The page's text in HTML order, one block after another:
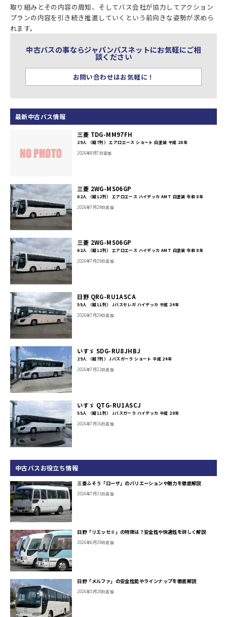
取り組みとその内容の周知、そしてバス会社が協力してアクション
プランの内容を引き続き推進していくという前向きな姿勢が求めら
れます。
中古バスの事ならジャパンバスネットにお気軽にご相
談ください
お問い合わせはお気軽に！
最新中古バス情報
三菱 TDG-MM97FH
29人 （縦7列） エアロエース ショート 白塗装 平成 28年
2026年8月7日追加
三菱 2WG-MS06GP
62人 （縦12列） エアロエース ハイデッカ AMT 白塗装 令和 8年
2026年7月29日追加
三菱 2WG-MS06GP
62人 （縦12列） エアロエース ハイデッカ AMT 白塗装 令和 8年
2026年7月29日追加
日野 QRG-RU1ASCA
55人 （縦11列） Jバスセレガ ハイデッカ 平成 24年
2026年7月29日追加
いすゞ SDG-RU8JHBJ
29人 （縦7列） Jバスガーラ ショート 平成 24年
2026年7月22日追加
いすゞ QTG-RU1ASCJ
55人 （縦11列） Jバスガーラ ハイデッカ 平成 28年
2026年7月16日追加
中古バスお役立ち情報
三菱ふそう「ローザ」のバリエーションや魅力を徹底解説
2026年7月31日追加
日野「リエッセⅡ」の特徴は？安全性や快適性を詳しく解説
2026年6月29日追加
日野「メルファ」の安全性能やラインナップを徹底解説
2026年5月28日追加